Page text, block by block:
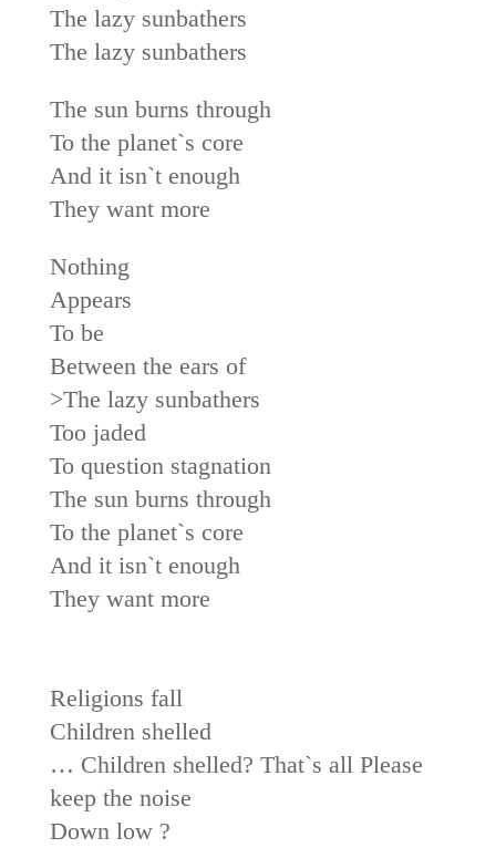
The lazy sunbathers
The lazy sunbathers
The sun burns through
To the planet`s core
And it isn`t enough
They want more
Nothing
Appears
To be
Between the ears of
>The lazy sunbathers
Too jaded
To question stagnation
The sun burns through
To the planet`s core
And it isn`t enough
They want more
Religions fall
Children shelled
… Children shelled? That`s all Please
keep the noise
Down low ?